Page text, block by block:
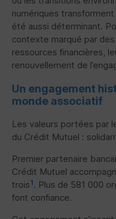
numériques transforment
été aussi déterminant.
contexte marqué par
ressources financières,
renouvellement de
Un engagement
monde associatif
Les valeurs portées par
du Crédit Mutuel :
Premier partenaire
Crédit Mutuel
trois1. Plus de 581 000
font confiance.